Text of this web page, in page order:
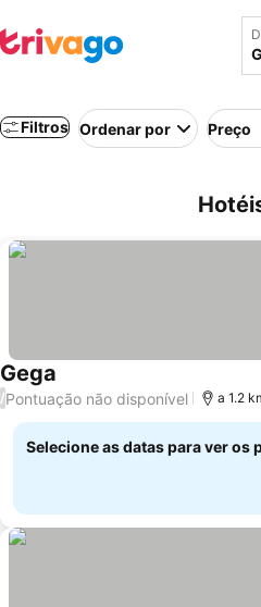
Filtros Ordenar por Preço
Gega
/Pontuação não disponível a 1.2
Selecione as datas para ver os